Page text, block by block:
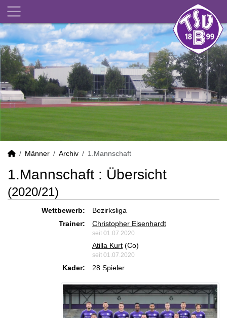
Männer Archiv 1.Mannschaft
1.Mannschaft : Übersicht
(2020/21)
Wettbewerb:
Bezirksliga
Trainer:
Christopher Eisenhardt
seit 01.07.2020
Atilla Kurt (Co)
seit 01.07.2020
Kader: 28 Spieler